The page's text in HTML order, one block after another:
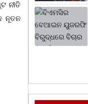
ନୀତି
ନୂତନ